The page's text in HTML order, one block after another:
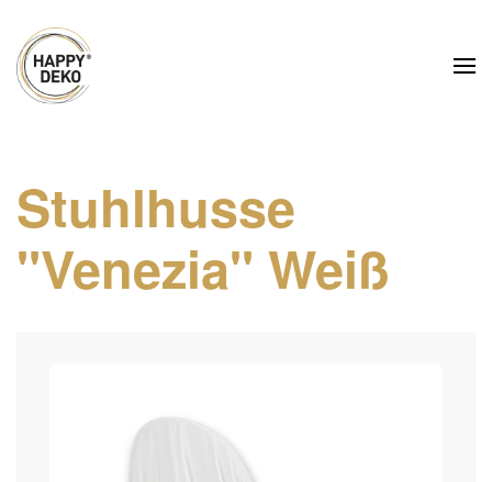
Zum Hauptinhalt springen
Stuhlhusse
"Venezia" Weiß